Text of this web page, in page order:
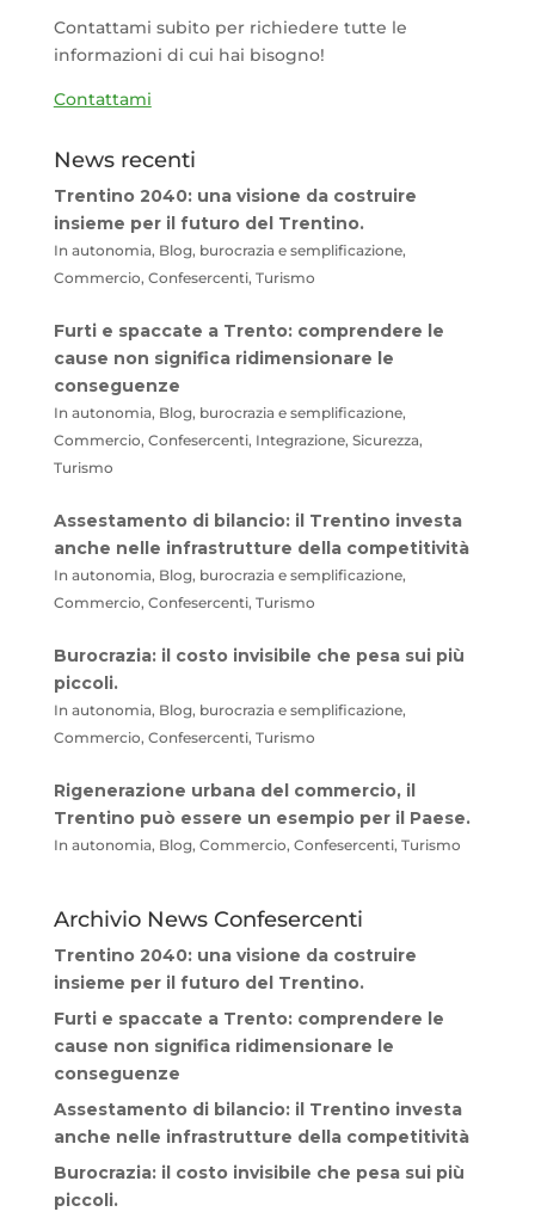
Contattami subito per richiedere tutte le
informazioni di cui hai bisogno!
Contattami
News recenti
Trentino 2040: una visione da costruire
insieme per il futuro del Trentino.
In autonomia, Blog, burocrazia e semplificazione,
Commercio, Confesercenti, Turismo
Furti e spaccate a Trento: comprendere le
cause non significa ridimensionare le
conseguenze
In autonomia, Blog, burocrazia e semplificazione,
Commercio, Confesercenti, Integrazione, Sicurezza,
Turismo
Assestamento di bilancio: il Trentino investa
anche nelle infrastrutture della competitività
In autonomia, Blog, burocrazia e semplificazione,
Commercio, Confesercenti, Turismo
Burocrazia: il costo invisibile che pesa sui più
piccoli.
In autonomia, Blog, burocrazia e semplificazione,
Commercio, Confesercenti, Turismo
Rigenerazione urbana del commercio, il
Trentino può essere un esempio per il Paese.
In autonomia, Blog, Commercio, Confesercenti, Turismo
Archivio News Confesercenti
Trentino 2040: una visione da costruire
insieme per il futuro del Trentino.
Furti e spaccate a Trento: comprendere le
cause non significa ridimensionare le
conseguenze
Assestamento di bilancio: il Trentino investa
anche nelle infrastrutture della competitività
Burocrazia: il costo invisibile che pesa sui più
piccoli.